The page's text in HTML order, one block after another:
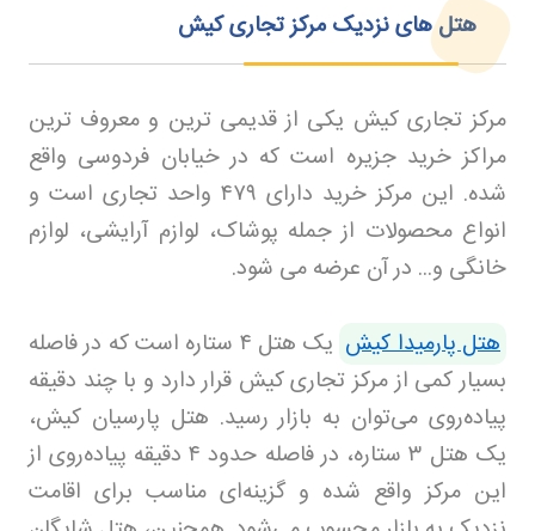
هتل‌ های نزدیک مرکز تجاری کیش
مرکز تجاری کیش یکی از قدیمی ترین و معروف ترین
مراکز خرید جزیره است که در خیابان فردوسی واقع
شده. این مرکز خرید دارای ۴۷۹ واحد تجاری است و
انواع محصولات از جمله پوشاک، لوازم آرایشی، لوازم
خانگی و... در آن عرضه می شود.
هتل پارمیدا کیش یک هتل ۴ ستاره است که در فاصله
بسیار کمی از مرکز تجاری کیش قرار دارد و با چند دقیقه
پیاده‌روی می‌توان به بازار رسید. هتل پارسیان کیش،
یک هتل ۳ ستاره، در فاصله حدود ۴دقیقه پیاده‌روی از
این مرکز واقع شده و گزینه‌ای مناسب برای اقامت